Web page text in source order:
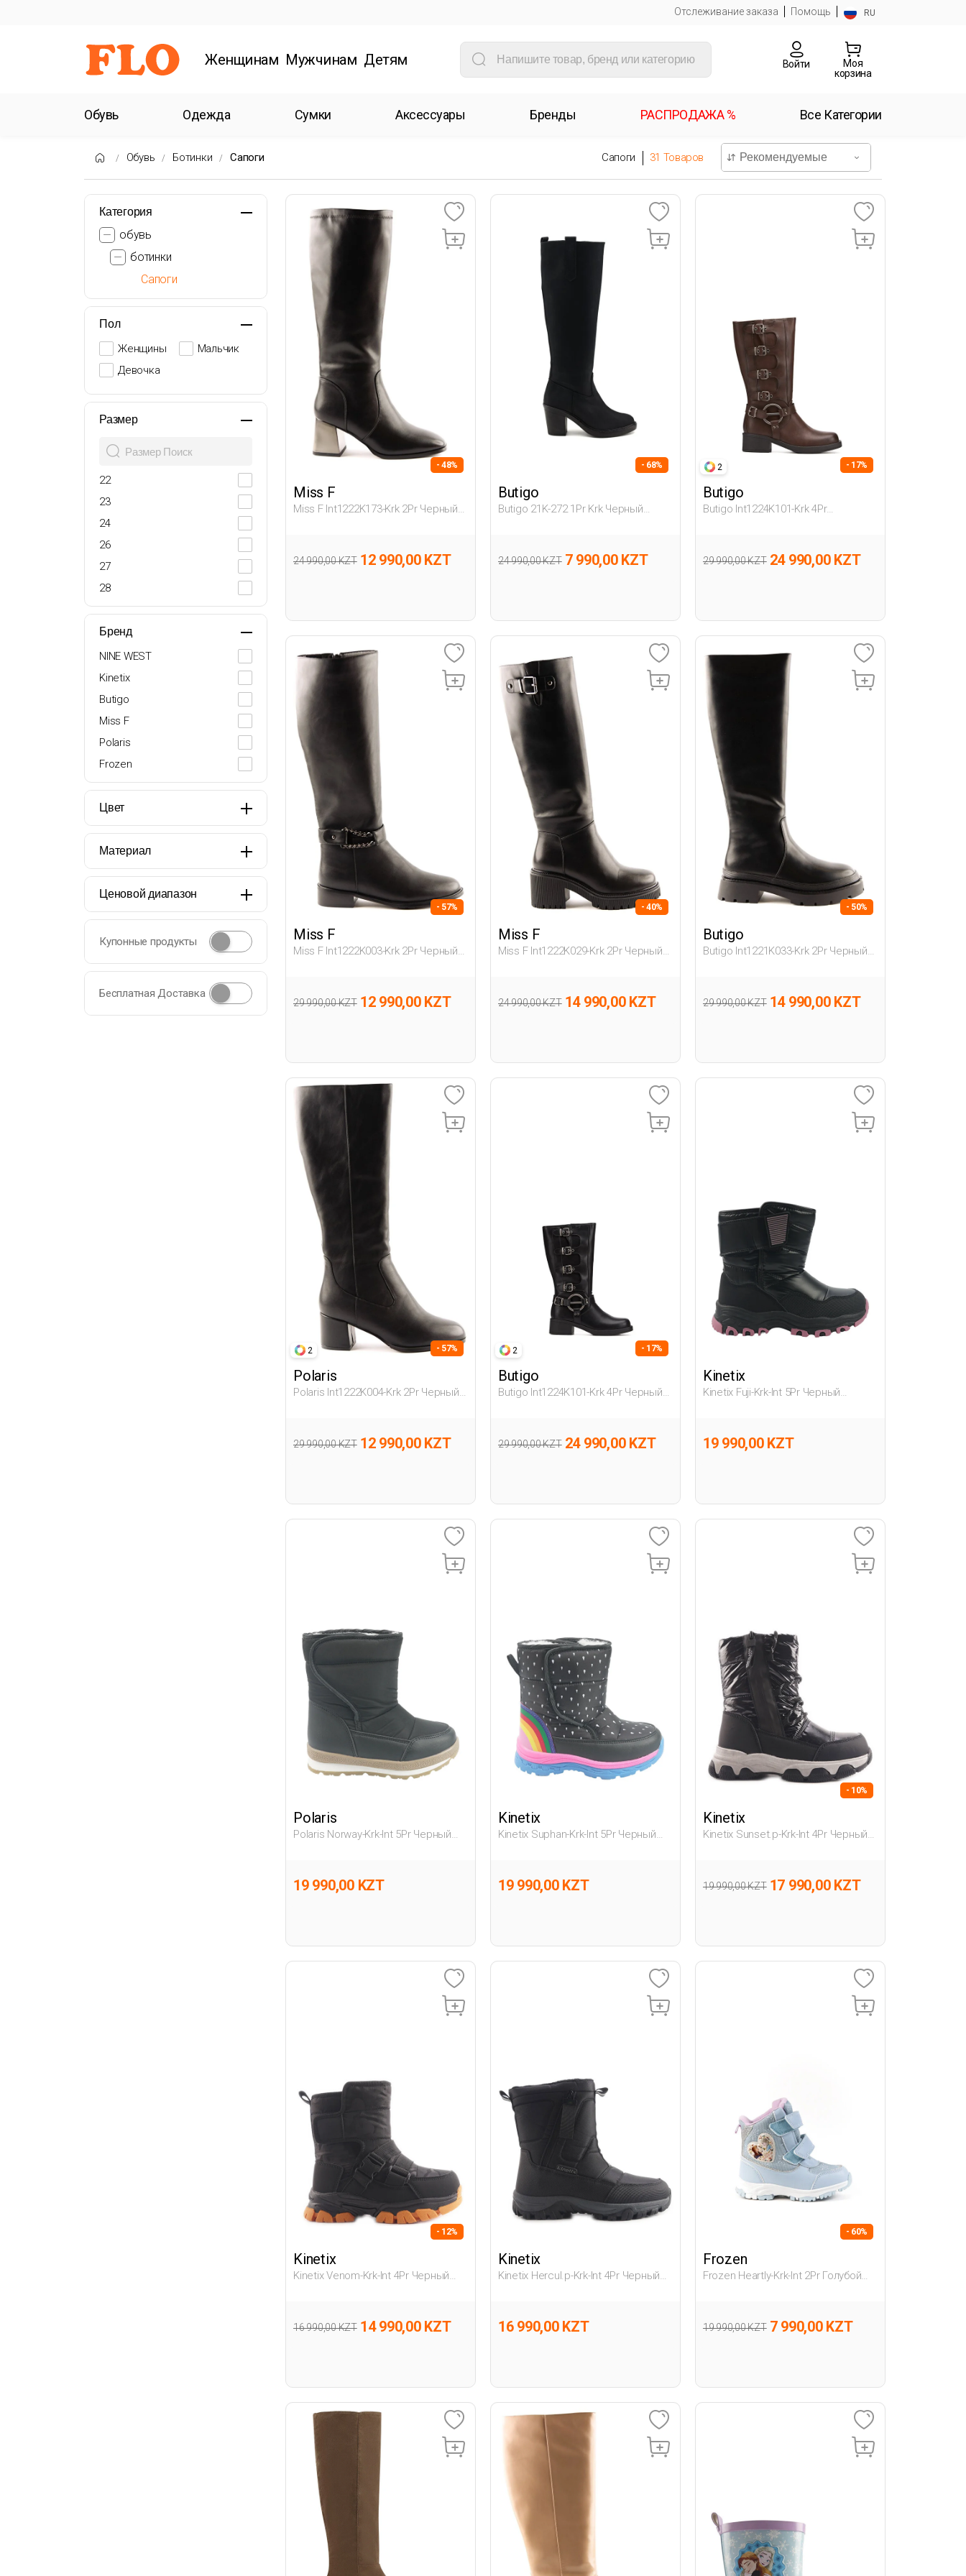
Отслеживание заказа Помощь RU
Женщинам Мужчинам Детям Войти
Моя
корзина
Обувь Одежда Сумки Аксессуары Бренды РАСПРОДАЖА % Все Категории
Обувь Ботинки Сапоги Сапоги 31 Товаров
Категория
обувь
ботинки
Сапоги
Пол
Женщины
Мальчик
Девочка
Размер
22
23
24
26
27
28
29
30
31
32
36
37
38
39
40
Бренд
NINE WEST
Kinetix
Butigo
Miss F
Polaris
Frozen
Цвет
Материал
Ценовой диапазон
Купонные продукты
Бесплатная Доставка
- 48%
Miss F
Miss F Int1222K173-Krk 2Pr Черный
24 990,00 KZT 12 990,00 KZT
- 68%
Butigo
Butigo 21K-272 1Pr Krk Черный
24 990,00 KZT 7 990,00 KZT
2 - 17%
Butigo
Butigo Int1224K101-Krk 4Pr
29 990,00 KZT 24 990,00 KZT
- 57%
Miss F
Miss F Int1222K003-Krk 2Pr Черный
29 990,00 KZT 12 990,00 KZT
- 40%
Miss F
Miss F Int1222K029-Krk 2Pr Черный
24 990,00 KZT 14 990,00 KZT
- 50%
Butigo
Butigo Int1221K033-Krk 2Pr Черный
29 990,00 KZT 14 990,00 KZT
2 - 57%
Polaris
Polaris Int1222K004-Krk 2Pr Черный
29 990,00 KZT 12 990,00 KZT
2 - 17%
Butigo
Butigo Int1224K101-Krk 4Pr Черный
29 990,00 KZT 24 990,00 KZT
Kinetix
Kinetix Fuji-Krk-Int 5Pr Черный
19 990,00 KZT
Polaris
Polaris Norway-Krk-Int 5Pr Черный
19 990,00 KZT
Kinetix
Kinetix Suphan-Krk-Int 5Pr Черный
19 990,00 KZT
- 10%
Kinetix
Kinetix Sunset.p-Krk-Int 4Pr Черный
19 990,00 KZT 17 990,00 KZT
- 12%
Kinetix
Kinetix Venom-Krk-Int 4Pr Черный
16 990,00 KZT 14 990,00 KZT
Kinetix
Kinetix Hercul.p-Krk-Int 4Pr Черный
16 990,00 KZT
- 60%
Frozen
Frozen Heartly-Krk-Int 2Pr Голубой
19 990,00 KZT 7 990,00 KZT